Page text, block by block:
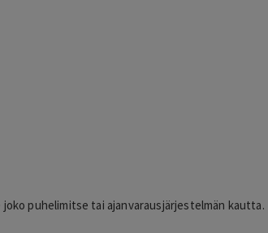
joko puhelimitse tai ajanvarausjärjestelmän kautta.